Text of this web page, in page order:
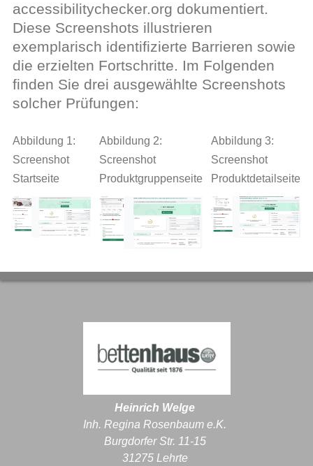
accessibilitychecker.org dokumentiert.
Diese Screenshots illustrieren
exemplarisch identifizierte Barrieren sowie
die erzielten Fortschritte. Im Folgenden
finden Sie drei ausgewählte Screenshots
solcher Prüfungen:
Abbildung 1:
Screenshot
Startseite
Abbildung 2:
Screenshot
Produktgruppenseite
Abbildung 3:
Screenshot
Produktdetailseite
Heinrich Welge
Inh. Regina Rosenbaum e.K.
Burgdorfer Str. 11-15
31275 Lehrte